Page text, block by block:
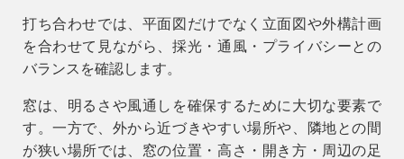
打ち合わせでは、平面図だけでなく立面図や外構計画
を合わせて見ながら、採光・通風・プライバシーとの
バランスを確認します。
窓は、明るさや風通しを確保するために大切な要素で
す。一方で、外から近づきやすい場所や、隣地との間
が狭い場所では、窓の位置・高さ・開き方・周辺の足